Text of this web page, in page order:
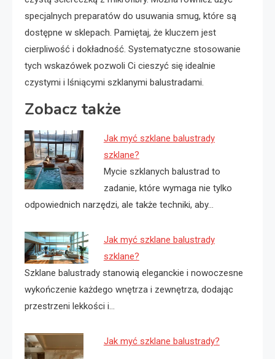
specjalnych preparatów do usuwania smug, które są
dostępne w sklepach. Pamiętaj, że kluczem jest
cierpliwość i dokładność. Systematyczne stosowanie
tych wskazówek pozwoli Ci cieszyć się idealnie
czystymi i lśniącymi szklanymi balustradami.
Zobacz także
Jak myć szklane balustrady
szklane?
Mycie szklanych balustrad to
zadanie, które wymaga nie tylko
odpowiednich narzędzi, ale także techniki, aby…
Jak myć szklane balustrady
szklane?
Szklane balustrady stanowią eleganckie i nowoczesne
wykończenie każdego wnętrza i zewnętrza, dodając
przestrzeni lekkości i…
Jak myć szklane balustrady?